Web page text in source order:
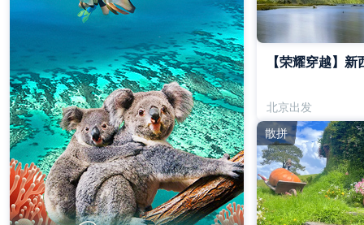
【荣耀穿越】
北京出发
散拼